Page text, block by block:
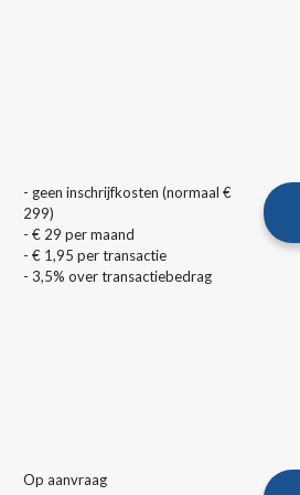
- geen inschrijfkosten (normaal €
299)
- € 29 per maand
- € 1,95 per transactie
- 3,5% over transactiebedrag
Op aanvraag